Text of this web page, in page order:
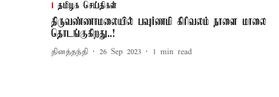
தமிழக செய்திகள்
திருவண்ணாமலையில் பவுர்ணமி கிரிவலம் நாளை மாலை
தொடங்குகிறது..!
தினத்தந்தி 26 Sep 2023 1 min read